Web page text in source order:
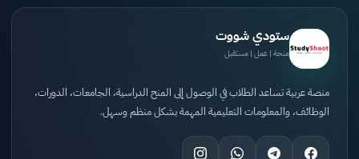
ستودي شووت
منحة | عمل | مستقبل
منصة عربية تساعد الطلاب في الوصول إلى المنح الدراسية، الجامعات، الدورات،
الوظائف، والمعلومات التعليمية المهمة بشكل منظم وسهل.